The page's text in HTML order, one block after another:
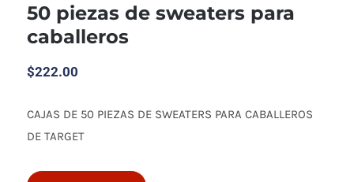
50 piezas de sweaters para caballeros
50 piezas de sweaters para
caballeros
$222.00
CAJAS DE 50 PIEZAS DE SWEATERS PARA CABALLEROS
DE TARGET